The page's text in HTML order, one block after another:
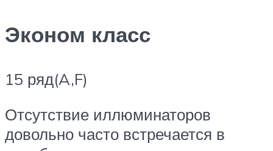
Эконом класс
15 ряд(A,F)
Отсутствие иллюминаторов
довольно часто встречается в